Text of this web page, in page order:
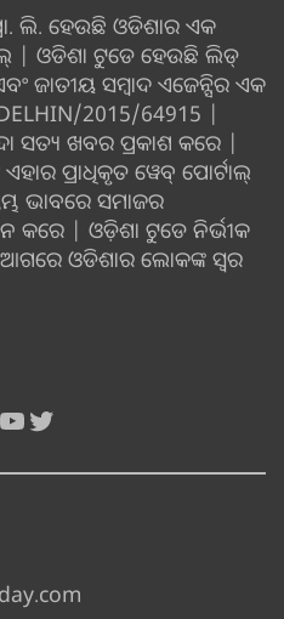
ଲି. ହେଉଛି ଓଡିଶାର ଏକ
| ଓଡିଶା ଟୁଡେ ହେଉଛି ଲିଡ୍
ଜାତୀୟ ସମ୍ବାଦ ଏଜେନ୍ସିର ଏକ
2015/64915 |
ସତ୍ୟ ଖବର ପ୍ରକାଶ କରେ |
ପ୍ରାଧିକୃତ ୱେବ୍ ପୋର୍ଟାଲ୍
ଭାବରେ ସମାଜର
କରେ | ଓଡ଼ିଶା ଟୁଡେ ନିର୍ଭୀକ
ଓଡିଶାର ଲୋକଙ୍କ ସ୍ୱର
YouTube
Twitter